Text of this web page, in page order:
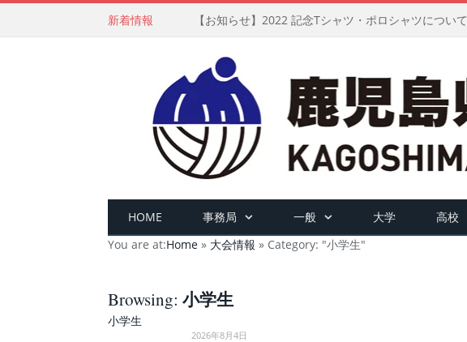
新着情報 【お知らせ】2022 記念Tシャツ・ポロシャツについて
HOME 事務局 一般 大学 高校
You are at:Home » 大会情報 » Category: "小学生"
Browsing: 小学生
小学生
2026年8月4日